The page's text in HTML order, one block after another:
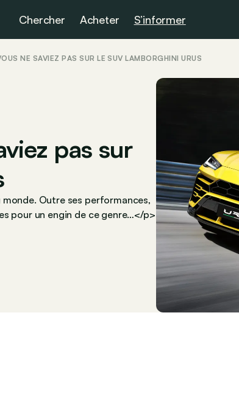
Chercher Acheter S’informer
NE SAVIEZ PAS SUR LE SUV LAMBORGHINI URUS
pas sur
Outre ses performances,
pour un engin de ce genre…</p>